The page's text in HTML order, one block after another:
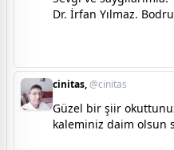
Dr. İrfan Yılmaz.
cinitas,@cinitas
Güzel bir şiir
kaleminiz daim olsun